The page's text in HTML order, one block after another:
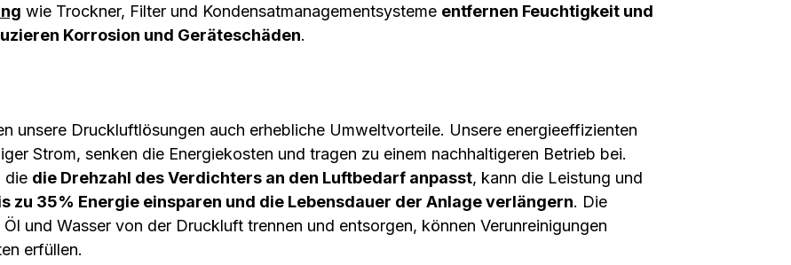
wie Trockner, Filter und Kondensatmanagementsysteme entfernen Feuchtigkeit und
Korrosion und Geräteschäden.
unsere Druckluftlösungen auch erhebliche Umweltvorteile. Unsere energieeffizienten
Strom, senken die Energiekosten und tragen zu einem nachhaltigeren Betrieb bei.
die die Drehzahl des Verdichters an den Luftbedarf anpasst, kann die Leistung und
zu 35% Energie einsparen und die Lebensdauer der Anlage verlängern. Die
Öl und Wasser von der Druckluft trennen und entsorgen, können Verunreinigungen
erfüllen.